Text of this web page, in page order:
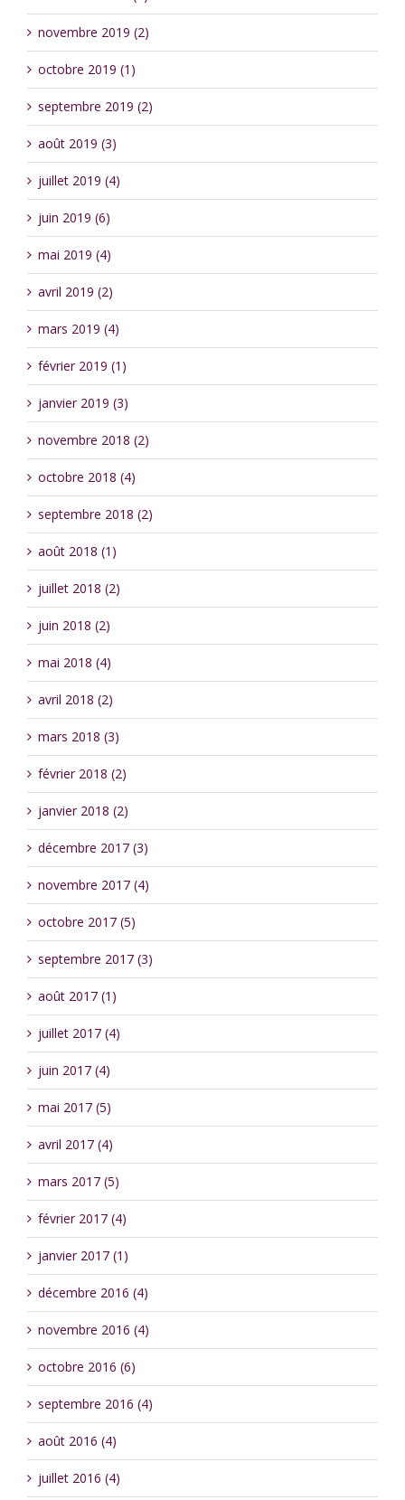
novembre 2019 (2)
octobre 2019 (1)
septembre 2019 (2)
août 2019 (3)
juillet 2019 (4)
juin 2019 (6)
mai 2019 (4)
avril 2019 (2)
mars 2019 (4)
février 2019 (1)
janvier 2019 (3)
novembre 2018 (2)
octobre 2018 (4)
septembre 2018 (2)
août 2018 (1)
juillet 2018 (2)
juin 2018 (2)
mai 2018 (4)
avril 2018 (2)
mars 2018 (3)
février 2018 (2)
janvier 2018 (2)
décembre 2017 (3)
novembre 2017 (4)
octobre 2017 (5)
septembre 2017 (3)
août 2017 (1)
juillet 2017 (4)
juin 2017 (4)
mai 2017 (5)
avril 2017 (4)
mars 2017 (5)
février 2017 (4)
janvier 2017 (1)
décembre 2016 (4)
novembre 2016 (4)
octobre 2016 (6)
septembre 2016 (4)
août 2016 (4)
juillet 2016 (4)